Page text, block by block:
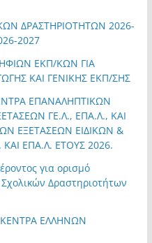
ΔΡΑΣΤΗΡΙΟΤΗΤΩΝ 2026-
2027
ΕΚΠ/ΚΩΝ ΓΙΑ
ΚΑΙ ΓΕΝΙΚΗΣ ΕΚΠ/ΣΗΣ
ΕΠΑΝΑΛΗΠΤΙΚΩΝ
ΓΕ.Λ., ΕΠΑ.Λ., ΚΑΙ
ΕΞΕΤΑΣΕΩΝ ΕΙΔΙΚΩΝ &
ΕΠΑ.Λ. ΕΤΟΥΣ 2026.
για ορισμό
Δραστηριοτήτων
ΚΕΝΤΡΑ ΕΛΛΗΝΩΝ